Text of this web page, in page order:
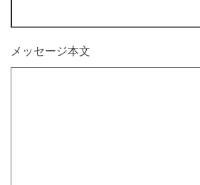
メッセージ本文